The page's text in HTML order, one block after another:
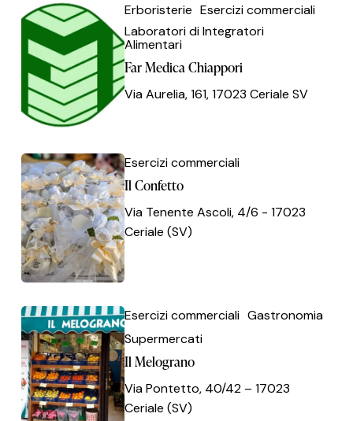
Far
Medica
Chiappori
Far
Medica
Chiappori
Erboristerie Esercizi commerciali
Laboratori di Integratori
Alimentari
Far Medica Chiappori
Via Aurelia, 161, 17023 Ceriale SV
Il
Confetto
Il
Confetto
Esercizi commerciali
Il Confetto
Via Tenente Ascoli, 4/6 - 17023
Ceriale (SV)
Il
Melograno
Il
Melograno
Esercizi commerciali Gastronomia
Supermercati
Il Melograno
Via Pontetto, 40/42 – 17023
Ceriale (SV)